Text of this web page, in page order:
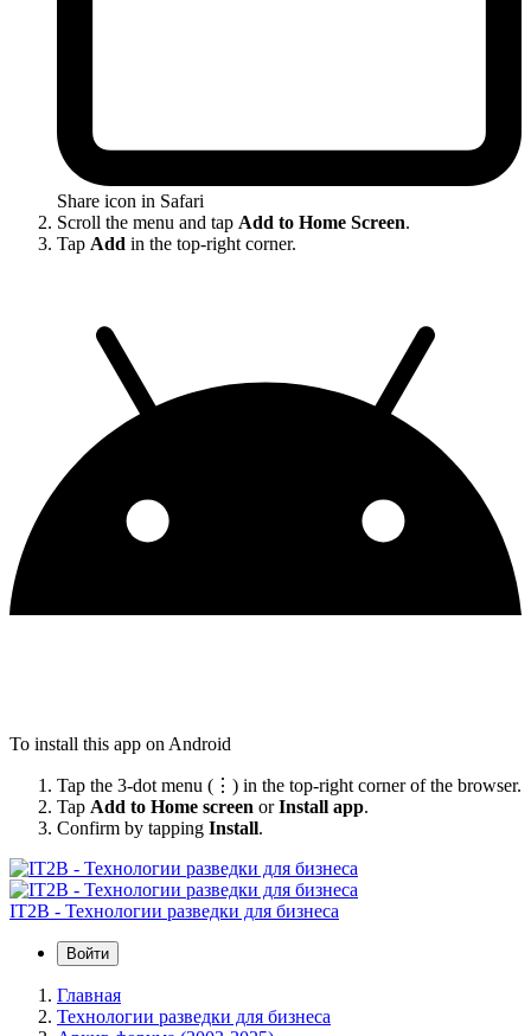
Share icon in Safari
Scroll the menu and tap Add to Home Screen.
Tap Add in the top-right corner.
To install this app on Android
Tap the 3-dot menu (⋮) in the top-right corner of the browser.
Tap Add to Home screen orInstall app.
Confirm by tapping Install.
IT2B - Технологии разведки для бизнеса
Войти
Главная
Технологии разведки для бизнеса